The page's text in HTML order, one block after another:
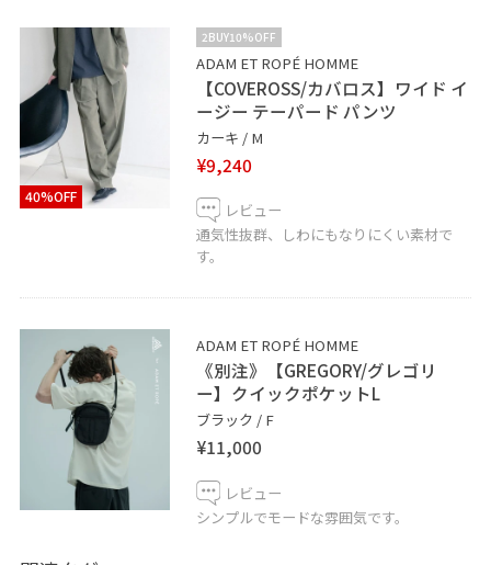
40%OFF
2BUY10%OFF
ADAM ET ROPÉ HOMME
【COVEROSS/カバロス】ワイド イ
ージー テーパード パンツ
カーキ / M
¥9,240
レビュー
通気性抜群、しわにもなりにくい素材で
す。
ADAM ET ROPÉ HOMME
《別注》【GREGORY/グレゴリ
ー】クイックポケットL
ブラック / F
¥11,000
レビュー
シンプルでモードな雰囲気です。